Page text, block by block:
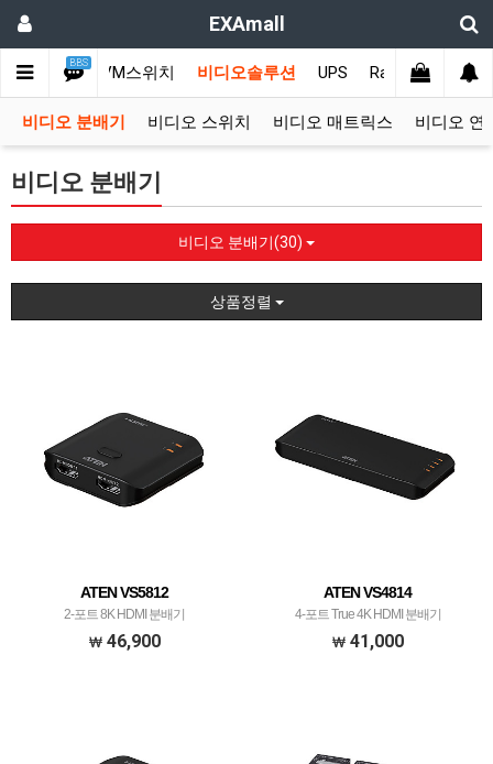
EXAmall
BBS
컴퓨터 KVM스위치 비디오솔루션 UPS Rack & PDU
비디오 분배기 비디오 스위치 비디오 매트릭스 비디오 연
비디오 분배기
비디오 분배기(30)
상품정렬
ATEN VS5812
2-포트 8K HDMI 분배기
46,900
ATEN VS4814
4-포트 True 4K HDMI 분배기
41,000